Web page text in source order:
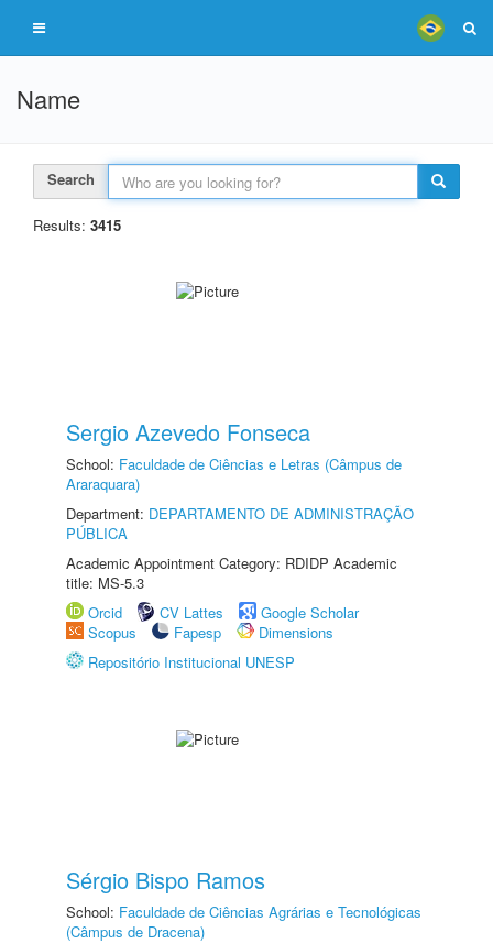
Name
Search
Results: 3415
Sergio Azevedo Fonseca
School: Faculdade de Ciências e Letras (Câmpus de
Araraquara)
Department: DEPARTAMENTO DE ADMINISTRAÇÃO
PÚBLICA
Academic Appointment Category: RDIDP Academic
title: MS-5.3
Orcid
CV Lattes
Google Scholar
Scopus
Fapesp
Dimensions
Repositório Institucional UNESP
Sérgio Bispo Ramos
School: Faculdade de Ciências Agrárias e Tecnológicas
(Câmpus de Dracena)